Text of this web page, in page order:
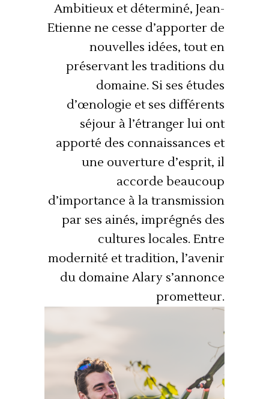
Ambitieux et déterminé, Jean-
Etienne ne cesse d’apporter de
nouvelles idées, tout en
préservant les traditions du
domaine. Si ses études
d’œnologie et ses différents
séjour à l’étranger lui ont
apporté des connaissances et
une ouverture d’esprit, il
accorde beaucoup
d’importance à la transmission
par ses ainés, imprégnés des
cultures locales. Entre
modernité et tradition, l’avenir
du domaine Alary s’annonce
prometteur.